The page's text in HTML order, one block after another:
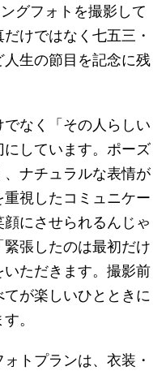
グフォトを撮影して
けではなく七五三・
生の節目を記念に残
なく「その人らしい
しています。ポーズ
ナチュラルな表情が
視したコミュニケー
にさせられるんじゃ
張したのは最初だけ
ただきます。撮影前
が楽しいひとときに
。
トプランは、衣装・